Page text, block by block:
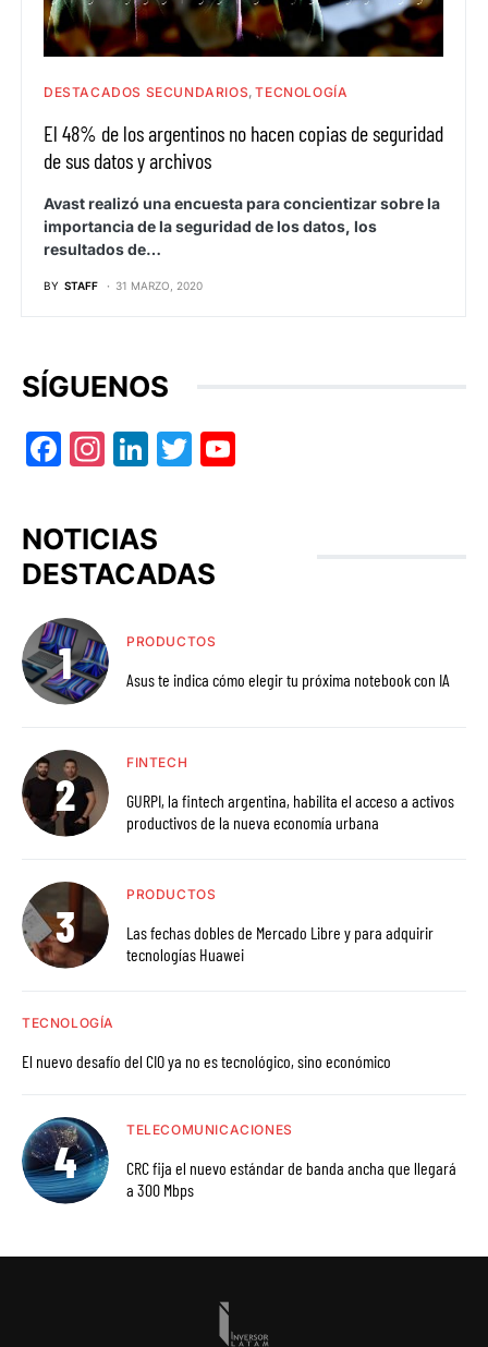
DESTACADOS SECUNDARIOS TECNOLOGÍA
El 48% de los argentinos no hacen copias de seguridad
de sus datos y archivos
Avast realizó una encuesta para concientizar sobre la
importancia de la seguridad de los datos, los
resultados de…
BY STAFF 31 MARZO, 2020
SÍGUENOS
Facebook
Instagram
LinkedIn
Twitter
NOTICIAS
DESTACADAS
PRODUCTOS
Asus te indica cómo elegir tu próxima notebook con IA
FINTECH
GURPI, la fintech argentina, habilita el acceso a activos
productivos de la nueva economía urbana
PRODUCTOS
Las fechas dobles de Mercado Libre y para adquirir
tecnologías Huawei
TECNOLOGÍA
El nuevo desafío del CIO ya no es tecnológico, sino económico
TELECOMUNICACIONES
CRC fija el nuevo estándar de banda ancha que llegará
a 300 Mbps